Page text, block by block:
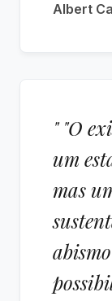
Albert
" "O
um
mas